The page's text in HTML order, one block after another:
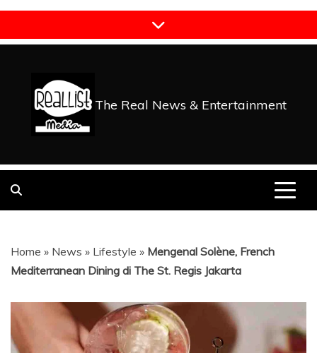
Skip
content
The Real News & Entertainment
Home » News » Lifestyle » Mengenal Solène, French
Mediterranean Dining di The St. Regis Jakarta